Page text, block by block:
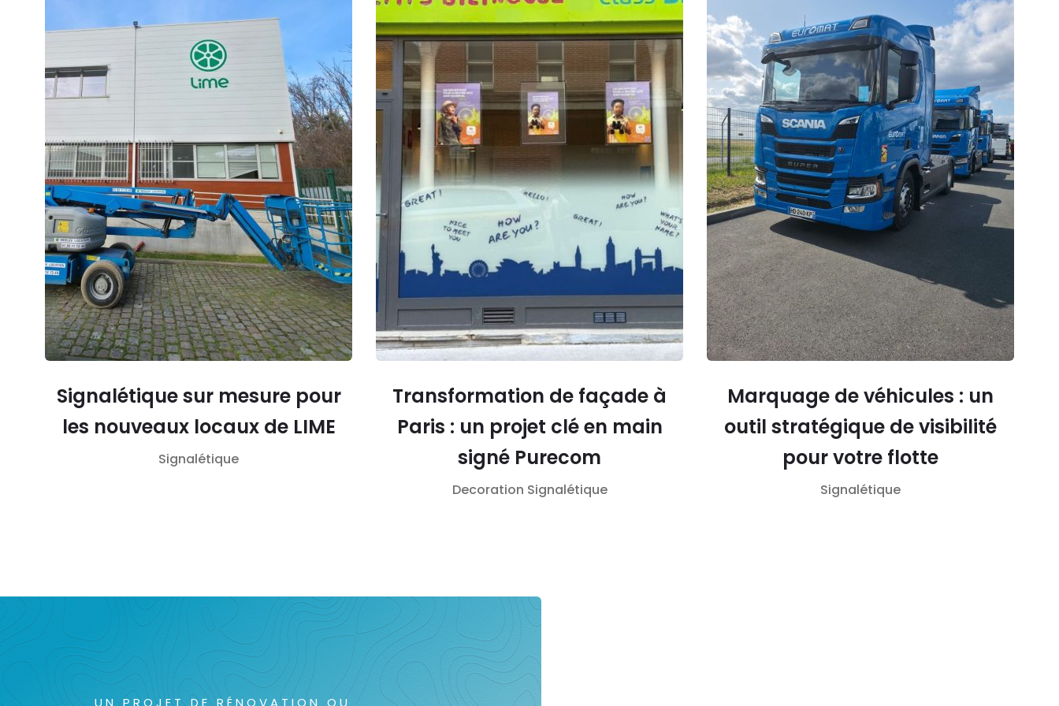
Signalétique sur mesure pour
les nouveaux locaux de LIME
Signalétique
Transformation de façade à
Paris : un projet clé en main
signé Purecom
Decoration Signalétique
Marquage de véhicules : un
outil stratégique de visibilité
pour votre flotte
Signalétique